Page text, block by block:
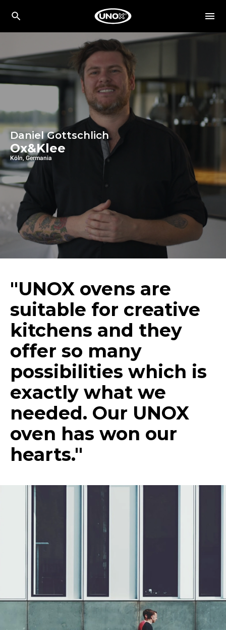
Daniel Gottschlich
Ox&Klee
Köln, Germania
"UNOX ovens are
suitable for creative
kitchens and they
offer so many
possibilities which is
exactly what we
needed. Our UNOX
oven has won our
hearts."